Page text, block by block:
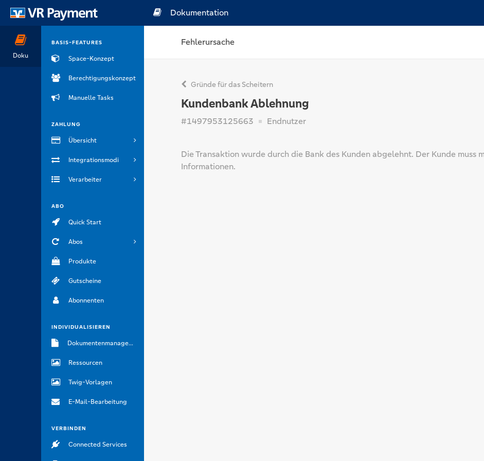
Doku
BASIS-FEATURES
Space-Konzept
Berechtigungskonzept
Manuelle Tasks
ZAHLUNG
Übersicht
Integrationsmodi
Verarbeiter
ABO
Quick Start
Abos
Produkte
Gutscheine
Abonnenten
INDIVIDUALISIEREN
Dokumentenmanagement
Ressourcen
Twig-Vorlagen
E-Mail-Bearbeitung
VERBINDEN
Connected Services
Dokumentation
Fehlerursache
Gründe für das Scheitern
Kundenbank Ablehnung
#1497953125663 Endnutzer
Die Transaktion wurde durch die Bank des Kunden abgelehnt. Der Kunde muss
Informationen.